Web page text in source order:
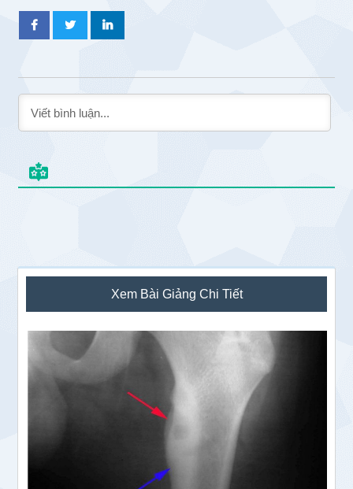
Sidebar
chính
Xem Bài Giảng Chi Tiết